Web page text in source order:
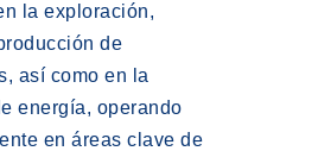
la exploración,
de
así como en la
energía, operando
en áreas clave de